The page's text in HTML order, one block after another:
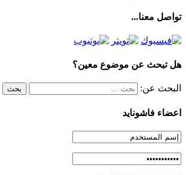
تواصل معنا...
هل تبحث عن موضوع معين؟
البحث عن:
اعضاء فاشونايد